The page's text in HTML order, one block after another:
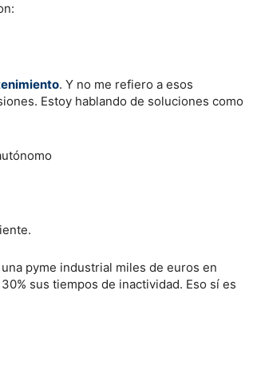
. Y no me refiero a esos
Estoy hablando de soluciones como
pyme industrial miles de euros en
sus tiempos de inactividad. Eso sí es